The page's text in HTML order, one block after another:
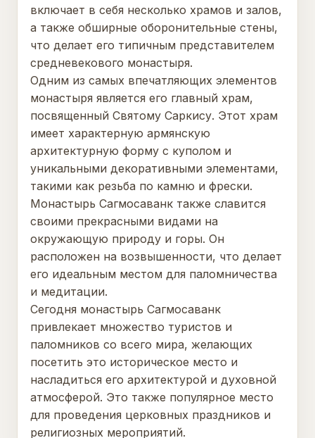
включает в себя несколько храмов и залов,
а также обширные оборонительные стены,
что делает его типичным представителем
средневекового монастыря.
Одним из самых впечатляющих элементов
монастыря является его главный храм,
посвященный Святому Саркису. Этот храм
имеет характерную армянскую
архитектурную форму с куполом и
уникальными декоративными элементами,
такими как резьба по камню и фрески.
Монастырь Сагмосаванк также славится
своими прекрасными видами на
окружающую природу и горы. Он
расположен на возвышенности, что делает
его идеальным местом для паломничества
и медитации.
Сегодня монастырь Сагмосаванк
привлекает множество туристов и
паломников со всего мира, желающих
посетить это историческое место и
насладиться его архитектурой и духовной
атмосферой. Это также популярное место
для проведения церковных праздников и
религиозных мероприятий.